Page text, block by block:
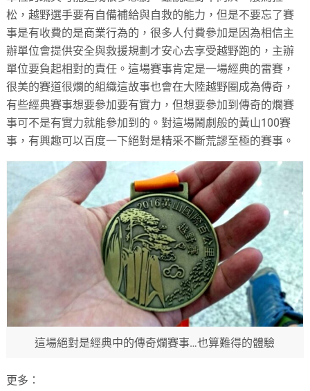
松，越野選手要有自備補給與自救的能力，但是不要忘了賽
事是有收費的是商業行為的，很多人付費參加是因為相信主
辦單位會提供安全與救援規劃才安心去享受越野跑的，主辦
單位要負起相對的責任。這場賽事肯定是一場經典的雷賽，
很美的賽道很爛的組織這故事也會在大陸越野圈成為傳奇，
有些經典賽事想要參加要有實力，但想要參加到傳奇的爛賽
事可不是有實力就能參加到的。對這場鬧劇般的黃山100賽
事，有興趣可以百度一下絕對是精采不斷荒謬至極的賽事。
這場絕對是經典中的傳奇爛賽事…也算難得的體驗
更多：